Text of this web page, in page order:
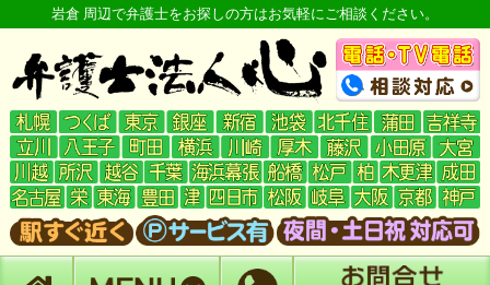
岩倉 周辺で弁護士をお探しの方はお気軽にご相談ください。